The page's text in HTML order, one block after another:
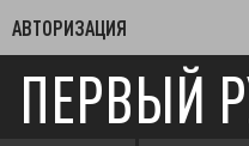
АВТОРИЗАЦИЯ
ПЕРВЫЙ